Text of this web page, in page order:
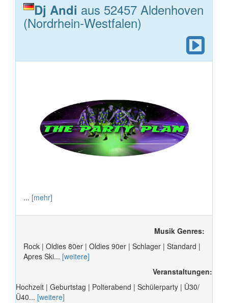
Dj Andi aus 52457 Aldenhoven
(Nordrhein-Westfalen)
... [mehr]
Musik Genres:
Rock | Oldies 80er | Oldies 90er | Schlager | Standard |
Apres Ski... [weitere]
Veranstaltungen:
Hochzeit | Geburtstag | Polterabend | Schülerparty | Ü30/
Ü40... [weitere]